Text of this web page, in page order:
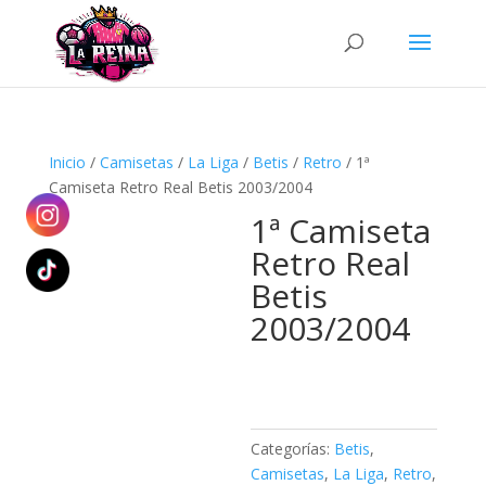
Búsqueda
productos
Inicio / Camisetas / La Liga / Betis / Retro / 1ª
Camiseta Retro Real Betis 2003/2004
1ª Camiseta
Retro Real
Betis
2003/2004
Categorías: Betis,
Camisetas, La Liga, Retro,